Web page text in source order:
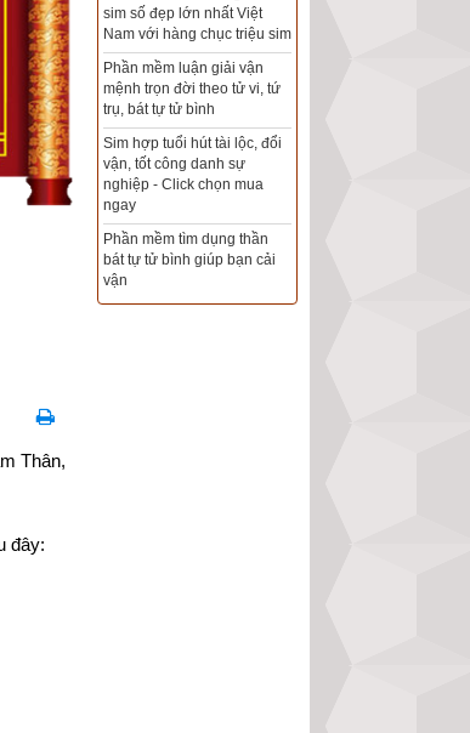
Thân,
đây:
Xem bói sim phong thủy
theo khoa học tử vi, tứ trụ
chính xác nhất
Mua sim Thần tài, Thần tài
theo bạn! Giao sim miễn phí
Xem ngày đẹp - chọn ngày
tốt khởi sự theo kinh dịch
chính xác nhất
Tổng Kho Sim Năm sinh 0x -
9x - 8x -7x -6x giá rẻ nhất thị
trường - Click xem ngay